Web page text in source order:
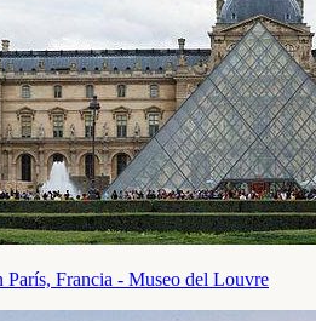
París, Francia - Museo del Louvre